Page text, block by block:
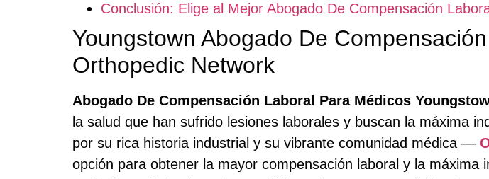
Conclusión: Elige al Mejor Abogado De Compensación
Youngstown Abogado De
Orthopedic Network
Abogado De Compensación Laboral Para Médicos
la salud que han sufrido lesiones laborales y buscan la máxima
por su rica historia industrial y su vibrante comunidad médica —
opción para obtener la mayor compensación laboral y la máxima